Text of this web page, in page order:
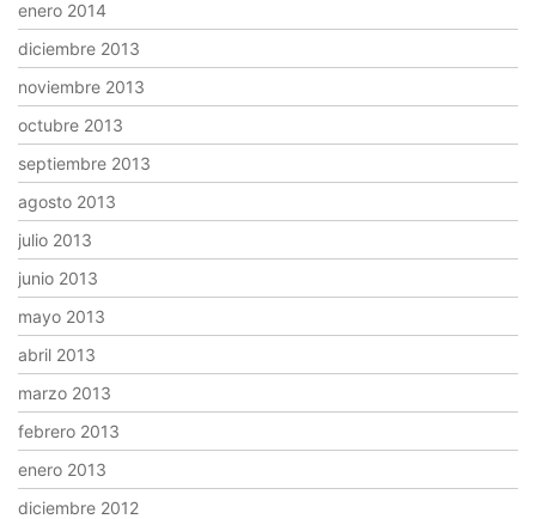
enero 2014
diciembre 2013
noviembre 2013
octubre 2013
septiembre 2013
agosto 2013
julio 2013
junio 2013
mayo 2013
abril 2013
marzo 2013
febrero 2013
enero 2013
diciembre 2012